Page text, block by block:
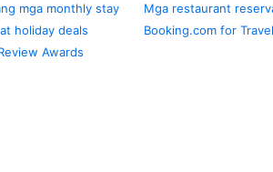
mga monthly stay
holiday deals
Awards
Mga restaurant
Booking.com for